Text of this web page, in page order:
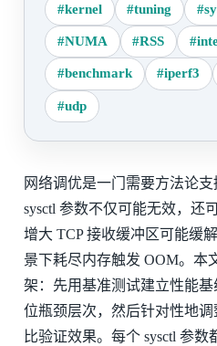
#kernel #tuning
#NUMA #RSS
#benchmark #iperf3
#udp
网络调优是一门需要方法论
sysctl 参数不仅可能无效，还
增大 TCP 接收缓冲区可能缓
景下耗尽内存触发 OOM。本
架：先用基准测试建立性能
位瓶颈层次，然后针对性地
比验证效果。每个 sysctl 参